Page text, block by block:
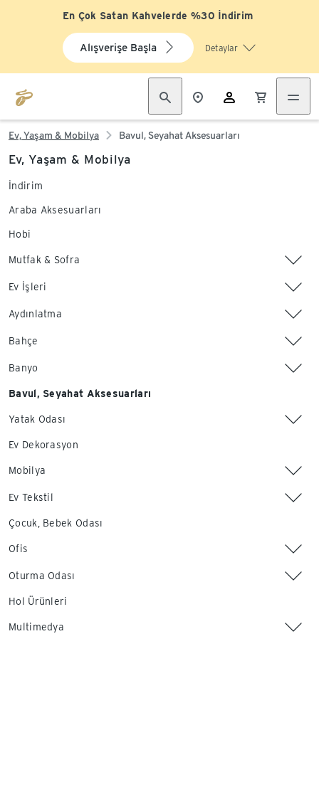
En Çok Satan Kahvelerde %30 İndirim
Alışverişe Başla Detaylar
Ev, Yaşam & Mobilya Bavul, Seyahat Aksesuarları
Ev, Yaşam & Mobilya
İndirim
Araba Aksesuarları
Hobi
Mutfak & Sofra
Ev İşleri
Aydınlatma
Bahçe
Banyo
Bavul, Seyahat Aksesuarları
Yatak Odası
Ev Dekorasyon
Mobilya
Ev Tekstil
Çocuk, Bebek Odası
Ofis
Oturma Odası
Hol Ürünleri
Multimedya